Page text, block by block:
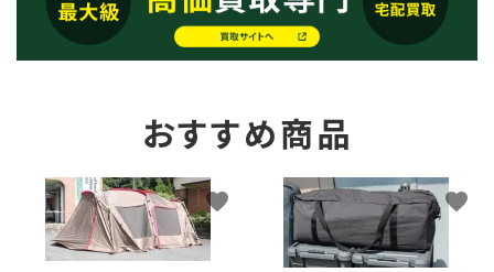
おすすめ商品
favorite favorite